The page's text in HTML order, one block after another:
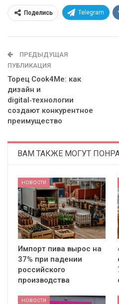
Поделись Telegram
ПРЕДЫДУЩАЯ
ПУБЛИКАЦИЯ
Торец Cook4Me: как
дизайн и
digital‑технологии
создают конкурентное
преимущество
ВАМ ТАКЖЕ МОГУТ
НОВОСТИ
Импорт пива вырос на
37% при падении
российского
производства
НОВОСТИ